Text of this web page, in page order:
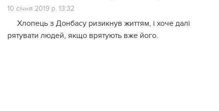
10 січня 2019 р. 13:32
Хлопець з Донбасу ризикнув життям, і хоче далі
рятувати людей, якщо врятують вже його.